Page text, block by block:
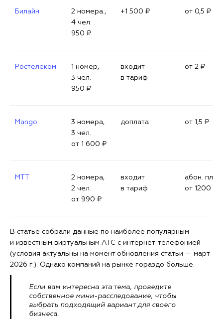
Билайн
2 номера.,
4 чел.
950 ₽
+1 500 ₽ от 0,5 ₽
Ростелеком
1 номер,
3 чел.
950 ₽
входит
в тариф
от 2 ₽
Mango
3 номера,
3 чел.
от 1 600 ₽
доплата от 1,5 ₽
МТТ
2 номера,
2 чел.
от 990 ₽
входит
в тариф
абон.
от 1200 ₽
В статье собрали данные по наиболее популярным
и известным виртуальным АТС с интернет-телефонией
(условия актуальны на момент обновления статьи — март
2026 г.). Однако компаний на рынке гораздо больше.
Если вам интересна эта тема, проведите
собственное мини-расследование, чтобы
выбрать подходящий вариант для своего
бизнеса.